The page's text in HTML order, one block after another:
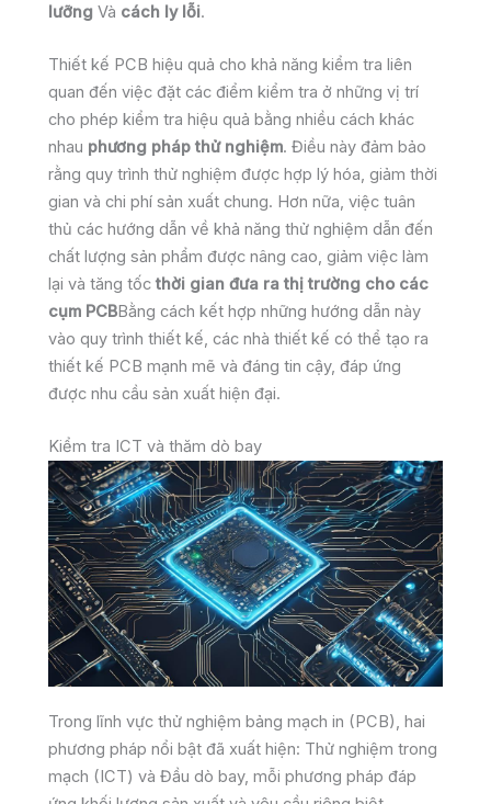
lưỡng Và cách ly lỗi.
Thiết kế PCB hiệu quả cho khả năng kiểm tra liên
quan đến việc đặt các điểm kiểm tra ở những vị trí
cho phép kiểm tra hiệu quả bằng nhiều cách khác
nhau phương pháp thử nghiệm. Điều này đảm bảo
rằng quy trình thử nghiệm được hợp lý hóa, giảm thời
gian và chi phí sản xuất chung. Hơn nữa, việc tuân
thủ các hướng dẫn về khả năng thử nghiệm dẫn đến
chất lượng sản phẩm được nâng cao, giảm việc làm
lại và tăng tốc thời gian đưa ra thị trường cho các
cụm PCBBằng cách kết hợp những hướng dẫn này
vào quy trình thiết kế, các nhà thiết kế có thể tạo ra
thiết kế PCB mạnh mẽ và đáng tin cậy, đáp ứng
được nhu cầu sản xuất hiện đại.
Kiểm tra ICT và thăm dò bay
Trong lĩnh vực thử nghiệm bảng mạch in (PCB), hai
phương pháp nổi bật đã xuất hiện: Thử nghiệm trong
mạch (ICT) và Đầu dò bay, mỗi phương pháp đáp